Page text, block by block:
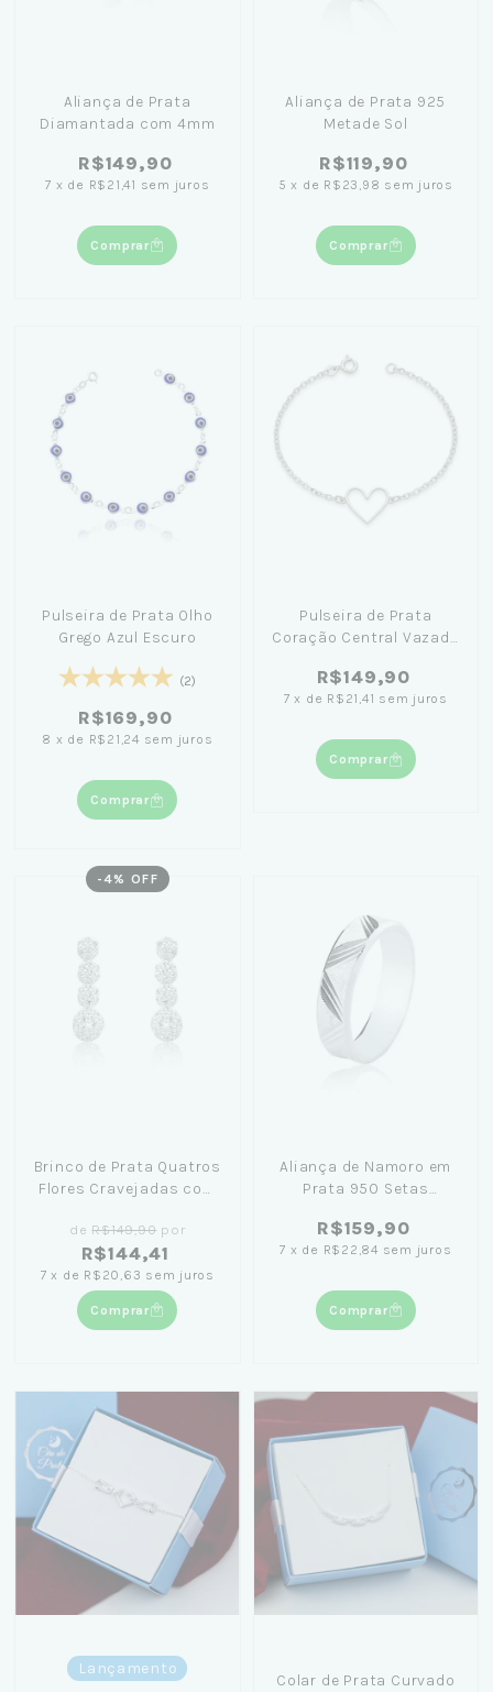
Aliança de Prata
Diamantada com 4mm
R$149,90
7 x de R$21,41 sem juros
Comprar
Aliança de Prata 925
Metade Sol
R$119,90
5 x de R$23,98 sem juros
Comprar
Pulseira de Prata Olho
Grego Azul Escuro
(2)
R$169,90
8 x de R$21,24 sem juros
Comprar
Pulseira de Prata
Coração Central Vazado
R$149,90
7 x de R$21,41 sem juros
Comprar
-4% OFF
Brinco de Prata Quatros
Flores Cravejadas com
deR$149,90 por
R$144,41
7 x de R$20,63 sem juros
Comprar
Aliança de Namoro em
Prata 950 Setas
R$159,90
7 x de R$22,84 sem juros
Comprar
Lançamento
Colar de Prata Curvado